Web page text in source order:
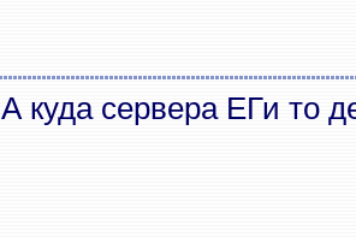
А куда сервера ЕГи то